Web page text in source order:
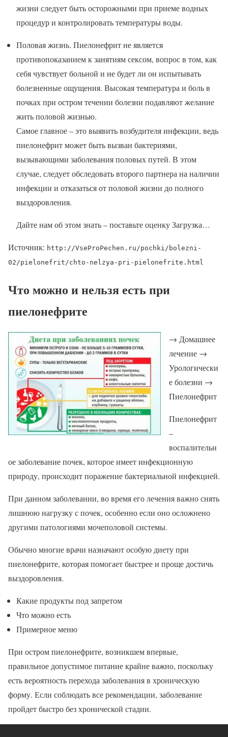
жизни следует быть осторожными при приеме водных
процедур и контролировать температуры воды.
Половая жизнь. Пиелонефрит не является
противопоказанием к занятиям сексом, вопрос в том, как
себя чувствует больной и не будет ли он испытывать
болезненные ощущения. Высокая температура и боль в
почках при остром течении болезни подавляют желание
жить половой жизнью.
Самое главное – это выявить возбудителя инфекции, ведь
пиелонефрит может быть вызван бактериями,
вызывающими заболевания половых путей. В этом
случае, следует обследовать второго партнера на наличии
инфекции и отказаться от половой жизни до полного
выздоровления.
Дайте нам об этом знать – поставьте оценку Загрузка…
Источник: http://VseProPechen.ru/pochki/bolezni-
02/pielonefrit/chto-nelzya-pri-pielonefrite.html
Что можно и нельзя есть при
пиелонефрите
→ Домашнее
лечение →
Урологически
е болезни →
Пиелонефрит
Пиелонефрит
–
воспалительн
ое заболевание почек, которое имеет инфекционную
природу, происходит поражение бактериальной инфекцией.
При данном заболевании, во время его лечения важно снять
лишнюю нагрузку с почек, особенно если оно осложнено
другими патологиями мочеполовой системы.
Обычно многие врачи назначают особую диету при
пиелонефрите, которая помогает быстрее и проще достичь
выздоровления.
Какие продукты под запретом
Что можно есть
Примерное меню
При остром пиелонефрите, возникшем впервые,
правильное допустимое питание крайне важно, поскольку
есть вероятность перехода заболевания в хроническую
форму. Если соблюдать все рекомендации, заболевание
пройдет быстро без хронической стадии.